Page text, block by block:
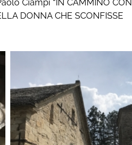
Ciampi “IN CAMMINO CON
DONNA CHE SCONFISSE